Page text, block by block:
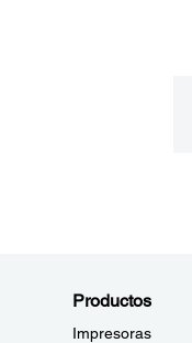
Productos
Impresoras